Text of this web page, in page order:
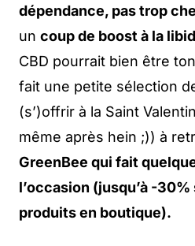
dépendance, pas trop
un coup de boost à la
CBD pourrait bien être
fait une petite sélection
(s’)offrir à la Saint
même après hein ;)) à
GreenBee qui fait
l’occasion (jusqu’à -
produits en boutique).